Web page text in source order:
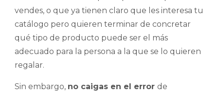
vendes, o que ya tienen claro que les interesa tu
catálogo pero quieren terminar de concretar
qué tipo de producto puede ser el más
adecuado para la persona a la que se lo quieren
regalar.
Sin embargo, no caigas en el error de